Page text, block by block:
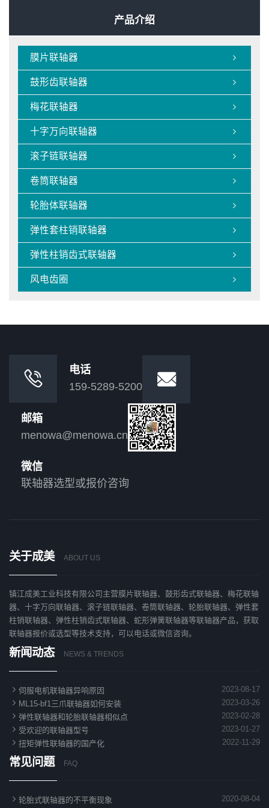
产品介绍

膜片联轴器

鼓形齿联轴器

梅花联轴器

十字万向联轴器

滚子链联轴器

卷筒联轴器

轮胎体联轴器

弹性套柱销联轴器

弹性柱销齿式联轴器

风电齿圈

电话
159-5289-5200

邮箱
menowa@menowa.cn
微信
联轴器选型或报价咨询
关于成美 ABOUT US
镇江成美工业科技有限公司主营膜片联轴器、鼓形齿式联轴器、梅花联轴
器、十字万向联轴器、滚子链联轴器、卷筒联轴器、轮胎联轴器、弹性套
柱销联轴器、弹性柱销齿式联轴器、蛇形弹簧联轴器等联轴器产品，获取
联轴器报价或选型等技术支持，可以电话或微信咨询。
新闻动态 NEWS & TRENDS
2023-08-17
 伺服电机联轴器异响原因
2023-03-26
 ML15-bf1三爪联轴器如何安装
2023-02-28
 弹性联轴器和轮胎联轴器相似点
2023-01-27
 受欢迎的联轴器型号
2022-11-29
 扭矩弹性联轴器的国产化
常见问题 FAQ
2020-08-04
 轮胎式联轴器的不平衡现象